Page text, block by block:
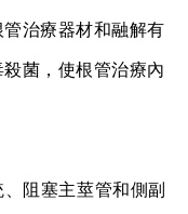
治療器材和融解有
菌，使根管治療內
阻塞主莖管和側副